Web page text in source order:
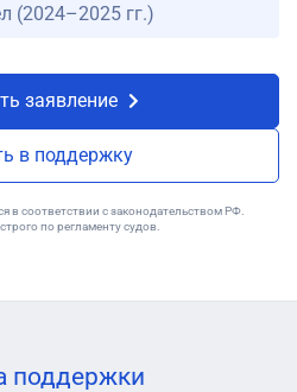
(2024–2025 гг.)
заявление
в поддержку
соответствии с законодательством РФ.
по регламенту судов.
поддержки